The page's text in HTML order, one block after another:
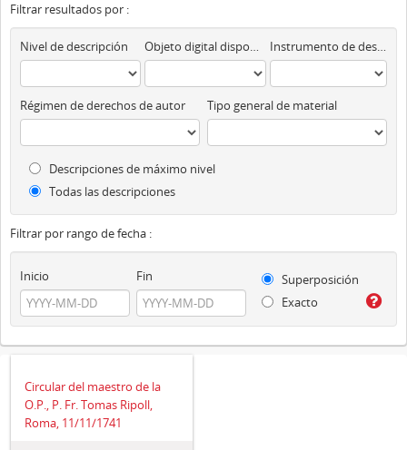
Filtrar resultados por :
Nivel de descripción Objeto digital disponibles Instrumento de descripción
Régimen de derechos de autor Tipo general de material
Descripciones de máximo nivel
Todas las descripciones
Filtrar por rango de fecha :
Inicio Fin
Superposición
Exacto
Circular del maestro de la
O.P., P. Fr. Tomas Ripoll,
Roma, 11/11/1741